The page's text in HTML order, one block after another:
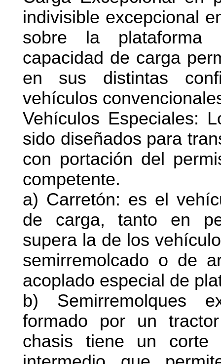
indivisible excepcional
sobre la plataforma
capacidad de carga
en sus distintas
vehículos
Vehículos Especiales:
sido diseñados para
con portación del
competente.
a) Carretón: es el
de carga, tanto en
supera la de los
semirremolcado o de
acoplado especial de
b) Semirremolques
formado por un
chasis tiene un